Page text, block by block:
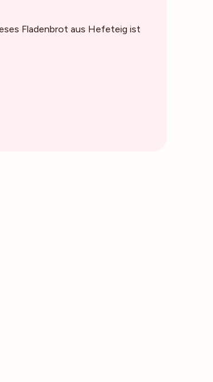
Fladenbrot aus Hefeteig ist